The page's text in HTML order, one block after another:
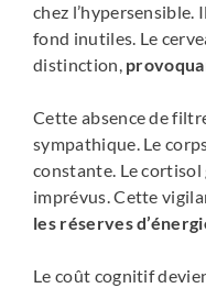
chez l’hypersensible.
fond inutiles. Le
distinction,
Cette absence de
sympathique. Le
constante. Le
imprévus. Cette
les réserves
Le coût cognitif